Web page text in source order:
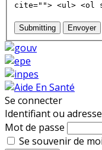
cite=""> <ul> <ol
Submitting Envoyer
Se connecter
Identifiant ou
Mot de passe
Se souvenir de moi